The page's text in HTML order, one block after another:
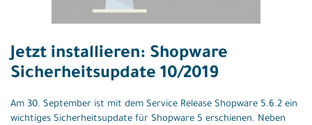
Shop
Jetzt installieren: Shopware
Sicherheitsupdate 10/2019
Am 30. September ist mit dem Service Release Shopware 5.6.2 ein
wichtiges Sicherheitsupdate für Shopware 5 erschienen. Neben